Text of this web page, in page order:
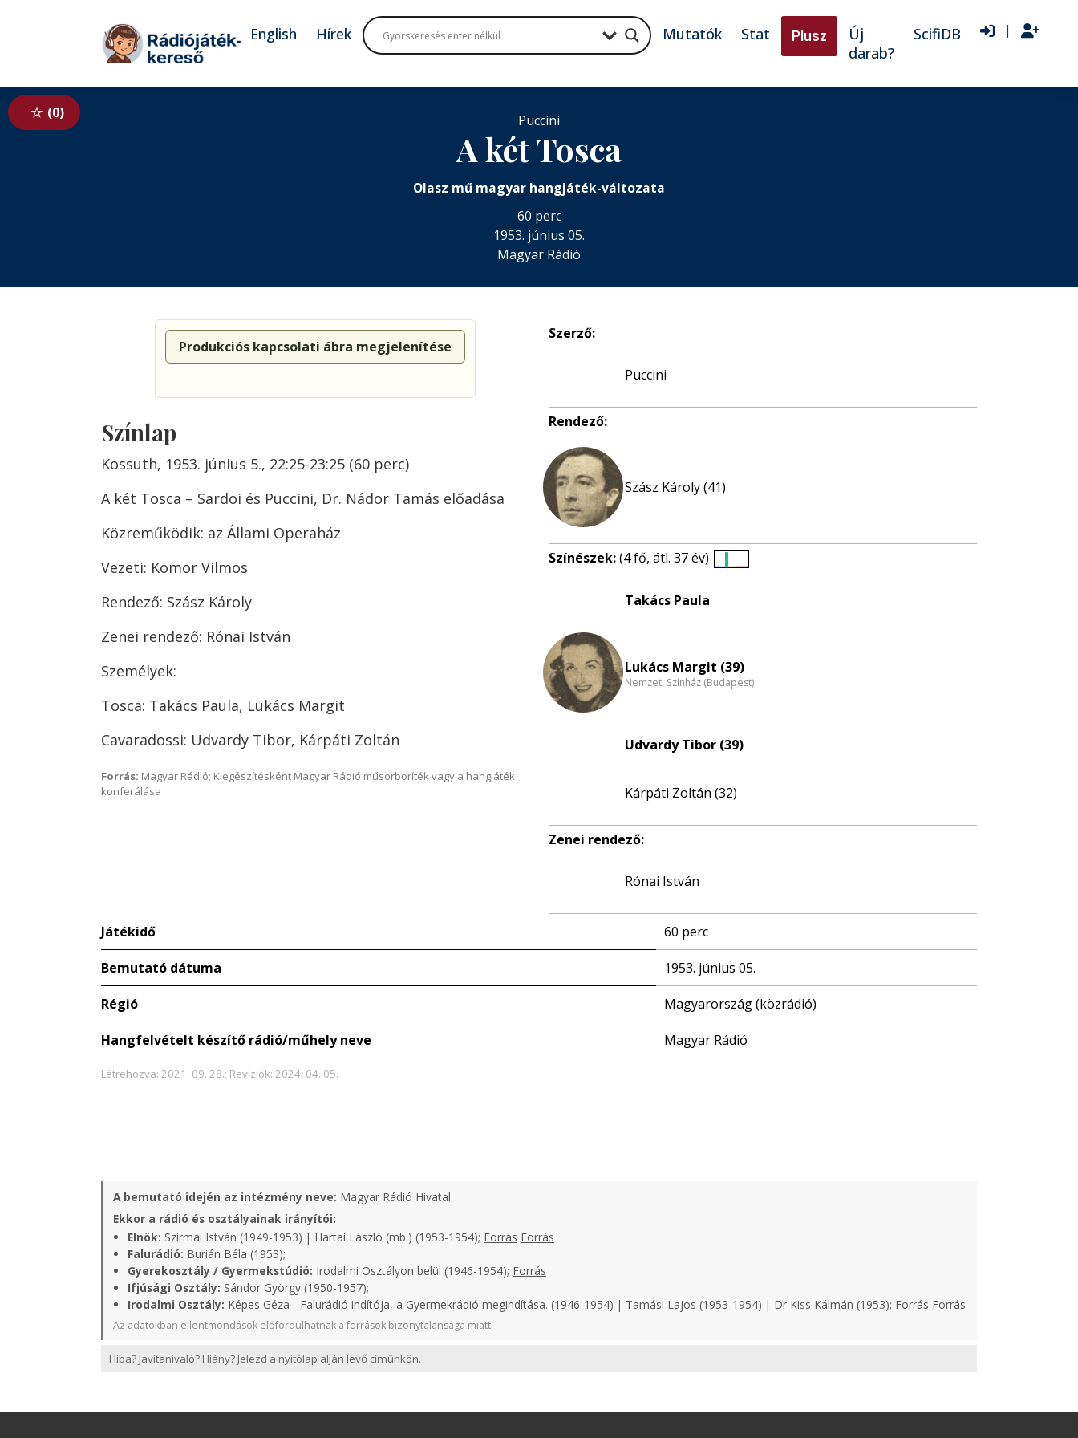
Tovább a tartalomhoz
English Hírek Mutatók Stat Plusz
Új
darab?
ScifiDB |
0 Puccini
A két Tosca
Olasz mű magyar hangjáték-változata
60 perc
1953. június 05.
Magyar Rádió
Produkciós kapcsolati ábra megjelenítése
Színlap
Kossuth, 1953. június 5., 22:25-23:25 (60 perc)
A két Tosca – Sardoi és Puccini, Dr. Nádor Tamás előadása
Közreműködik: az Állami Operaház
Vezeti: Komor Vilmos
Rendező: Szász Károly
Zenei rendező: Rónai István
Személyek:
Tosca: Takács Paula, Lukács Margit
Cavaradossi: Udvardy Tibor, Kárpáti Zoltán
Forrás: Magyar Rádió; Kiegészítésként Magyar Rádió műsorboríték vagy a hangjáték
konferálása
Szerző:
Puccini
Rendező:
Szász Károly (41)
Színészek:(4 fő, átl. 37 év)
Takács Paula
Lukács Margit (39)
Nemzeti Színház (Budapest)
Udvardy Tibor (39)
Kárpáti Zoltán (32)
Zenei rendező:
Rónai István
Játékidő 60 perc
Bemutató dátuma 1953. június 05.
Régió Magyarország (közrádió)
Hangfelvételt készítő rádió/műhely neve Magyar Rádió
Létrehozva: 2021. 09. 28.; Revíziók: 2024. 04. 05.
A bemutató idején az intézmény neve: Magyar Rádió Hivatal
Ekkor a rádió és osztályainak irányítói:
Elnök: Szirmai István (1949-1953) | Hartai László (mb.) (1953-1954); Forrás Forrás
Falurádió: Burián Béla (1953);
Gyerekosztály / Gyermekstúdió: Irodalmi Osztályon belül (1946-1954); Forrás
Ifjúsági Osztály: Sándor György (1950-1957);
Irodalmi Osztály: Képes Géza - Falurádió indítója, a Gyermekrádió megindítása. (1946-1954) | Tamási Lajos (1953-1954) | Dr Kiss Kálmán (1953); Forrás Forrás
Az adatokban ellentmondások előfordulhatnak a források bizonytalansága miatt.
Hiba? Javítanivaló? Hiány? Jelezd a nyitólap alján levő címünkön.